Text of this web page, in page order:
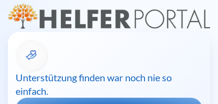
Unterstützung finden war noch nie so
einfach.